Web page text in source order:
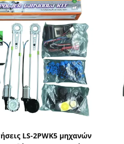
LS-2PWK5 μηχανών